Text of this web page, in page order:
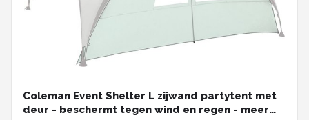
Coleman Event Shelter L zijwand partytent met
deur - beschermt tegen wind en regen - meer